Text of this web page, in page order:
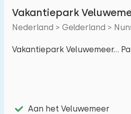
Vakantiepark
Nederland > Gelderland >
Vakantiepark Veluwemeer...
Aan het Veluwemeer